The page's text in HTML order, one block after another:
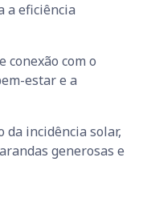
a eficiência
conexão com o
estar e a
incidência solar,
generosas e